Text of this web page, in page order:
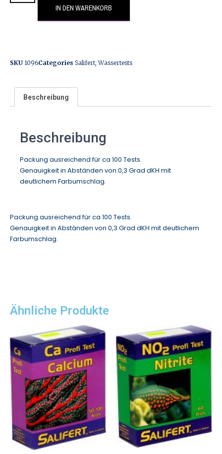
IN DEN WARENKORB
SKU 1096Categories Salifert,Wassertests
Beschreibung
Beschreibung
Packung ausreichend für ca 100 Tests.
Genauigkeit in Abständen von 0,3 Grad dKH mit
deutlichem Farbumschlag.
Packung ausreichend für ca 100 Tests.
Genauigkeit in Abständen von 0,3 Grad dKH mit deutlichem
Farbumschlag.
Ähnliche Produkte